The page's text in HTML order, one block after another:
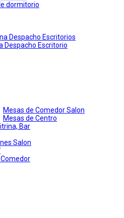
dormitorio
Despacho Escritorios
Despacho Escritorio
Mesas de Comedor Salon
Mesas de Centro
Bar
Salon